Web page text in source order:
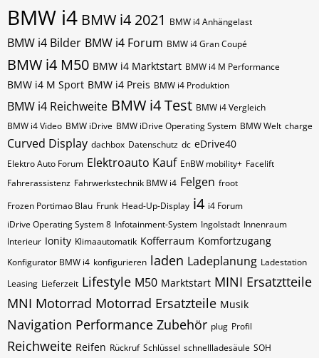
BMW i4 BMW i4 2021 BMW i4 Anhängelast
BMW i4 Bilder BMW i4 Forum BMW i4 Gran Coupé
BMW i4 M50 BMW i4 Marktstart BMW i4 M Performance
BMW i4 M Sport BMW i4 Preis BMW i4 Produktion
BMW i4 Reichweite BMW i4 Test BMW i4 Vergleich
BMW i4 Video BMW iDrive BMW iDrive Operating System BMW Welt charge
Curved Display dachbox Datenschutz dc eDrive40
Elektro Auto Forum Elektroauto Kauf EnBW mobility+ Facelift
Fahrerassistenz Fahrwerkstechnik BMW i4 Felgen froot
Frozen Portimao Blau Frunk Head-Up-Display i4 i4 Forum
iDrive Operating System 8 Infotainment-System Ingolstadt Innenraum
Interieur Ionity Klimaautomatik Kofferraum Komfortzugang
Konfigurator BMW i4 konfigurieren laden Ladeplanung Ladestation
Leasing Lieferzeit Lifestyle M50 Marktstart MINI Ersatztteile
MNI Motorrad Motorrad Ersatzteile Musik
Navigation Performance Zubehör plug Profil
Reichweite Reifen Rückruf Schlüssel schnellladesäule SOH